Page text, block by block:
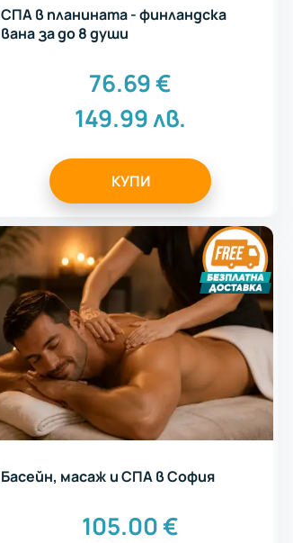
СПА в планината - финландска
вана за до 8 души
76.69€
149.99лв.
КУПИ
Басейн, масаж и СПА в София
105.00€